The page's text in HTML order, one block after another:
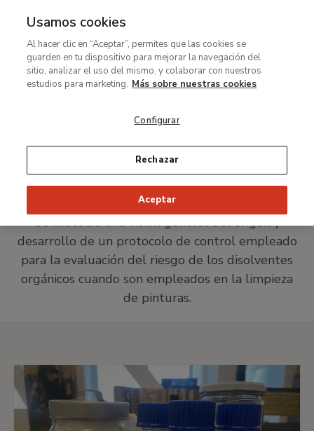
MENÚ
contenido
principal
Ruta
de
Restauración Thyssen
Laboratorio de materiales
Boletín técnico
Evaluación del riesgo de
los diferentes sistemas de
limpieza de pintura antigua
y contemporánea
Se muestra una visión general del origen y
desarrollo de un protocolo de control empleado
para la evaluación del riesgo de los disolventes
orgánicos cuando son empleados en la limpieza
de pinturas.
Items
del
recurso
Usamos cookies
Al hacer clic en “Aceptar”, permites que las cookies se
guarden en tu dispositivo para mejorar la navegación del
sitio, analizar el uso del mismo, y colaborar con nuestros
estudios para marketing. Más sobre nuestras cookies
Configurar
Rechazar
Aceptar